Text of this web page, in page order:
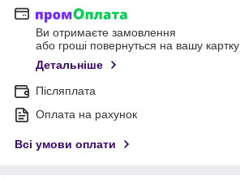
Ви отримаєте замовлення
або гроші повернуться на вашу картку
Детальніше
Післяплата
Оплата на рахунок
Всі умови оплати